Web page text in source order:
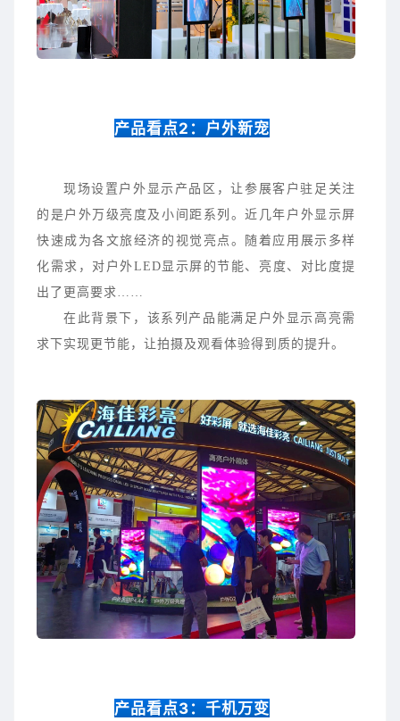
产品看点2：户外新宠
现场设置户外显示产品区，让参展客户驻足关注
的是户外万级亮度及小间距系列。近几年户外显示屏
快速成为各文旅经济的视觉亮点。随着应用展示多样
化需求，对户外LED显示屏的节能、亮度、对比度提
出了更高要求……
在此背景下，该系列产品能满足户外显示高亮需
求下实现更节能，让拍摄及观看体验得到质的提升。
产品看点3：千机万变